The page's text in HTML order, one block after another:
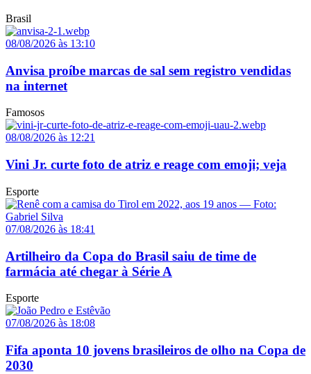
Brasil
08/08/2026 às 13:10
Anvisa proíbe marcas de sal sem registro vendidas
na internet
Famosos
08/08/2026 às 12:21
Vini Jr. curte foto de atriz e reage com emoji; veja
Esporte
07/08/2026 às 18:41
Artilheiro da Copa do Brasil saiu de time de
farmácia até chegar à Série A
Esporte
07/08/2026 às 18:08
Fifa aponta 10 jovens brasileiros de olho na Copa de
2030